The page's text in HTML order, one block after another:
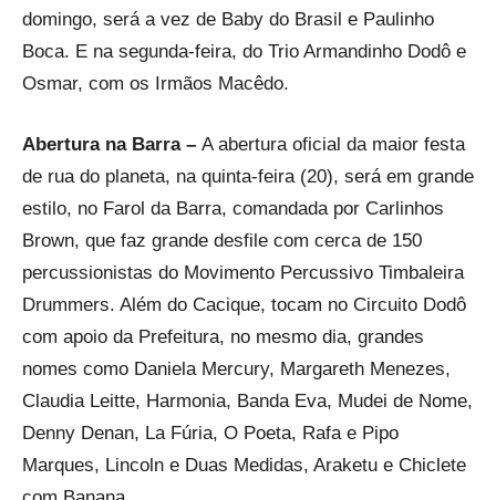
domingo, será a vez de Baby do Brasil e Paulinho
Boca. E na segunda-feira, do Trio Armandinho Dodô e
Osmar, com os Irmãos Macêdo.
Abertura na Barra – A abertura oficial da maior festa
de rua do planeta, na quinta-feira (20), será em grande
estilo, no Farol da Barra, comandada por Carlinhos
Brown, que faz grande desfile com cerca de 150
percussionistas do Movimento Percussivo Timbaleira
Drummers. Além do Cacique, tocam no Circuito Dodô
com apoio da Prefeitura, no mesmo dia, grandes
nomes como Daniela Mercury, Margareth Menezes,
Claudia Leitte, Harmonia, Banda Eva, Mudei de Nome,
Denny Denan, La Fúria, O Poeta, Rafa e Pipo
Marques, Lincoln e Duas Medidas, Araketu e Chiclete